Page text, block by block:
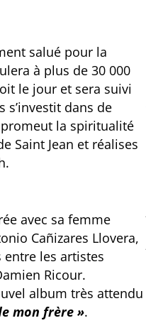
salué pour la
à plus de 30 000
le jour et sera suivi
s’investit dans de
la spiritualité
Saint Jean et réalises
avec sa femme
Cañizares Llovera,
les artistes
Ricour.
album très attendu
mon frère ».